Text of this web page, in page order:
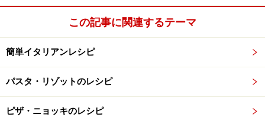
トローネ Torrone
冬を通じて頂くヌガータイプのお菓子トローネ。シチリ
アはシラクーザ発祥のお菓子で、シチリアがアラブの植
民地だったころに伝わったお菓子です。シチリアの名産
アーモンドやピスタチオが入ったものなどがあります。
ことエピファーナにトロンチーノ（トローネの小さい
版）をよく食べ、または配ったりします。
この記事に関連するテーマ
簡単イタリアンレシピ
パスタ・リゾットのレシピ
ピザ・ニョッキのレシピ